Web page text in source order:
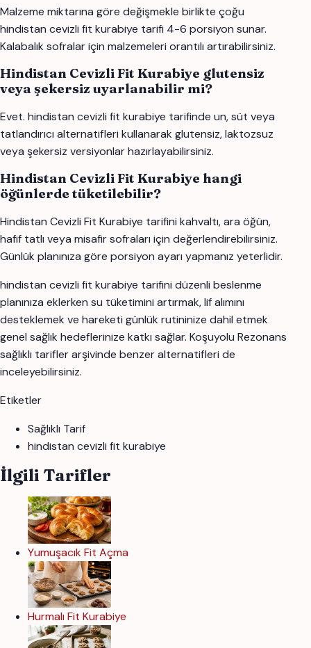
Malzeme miktarına göre değişmekle birlikte çoğu
hindistan cevizli fit kurabiye tarifi 4-6 porsiyon sunar.
Kalabalık sofralar için malzemeleri orantılı artırabilirsiniz.
Hindistan Cevizli Fit Kurabiye glutensiz
veya şekersiz uyarlanabilir mi?
Evet. hindistan cevizli fit kurabiye tarifinde un, süt veya
tatlandırıcı alternatifleri kullanarak glutensiz, laktozsuz
veya şekersiz versiyonlar hazırlayabilirsiniz.
Hindistan Cevizli Fit Kurabiye hangi
öğünlerde tüketilebilir?
Hindistan Cevizli Fit Kurabiye tarifini kahvaltı, ara öğün,
hafif tatlı veya misafir sofraları için değerlendirebilirsiniz.
Günlük planınıza göre porsiyon ayarı yapmanız yeterlidir.
hindistan cevizli fit kurabiye tarifini düzenli beslenme
planınıza eklerken su tüketimini artırmak, lif alımını
desteklemek ve hareketi günlük rutininize dahil etmek
genel sağlık hedeflerinize katkı sağlar. Koşuyolu Rezonans
sağlıklı tarifler arşivinde benzer alternatifleri de
inceleyebilirsiniz.
Etiketler
Sağlıklı Tarif
hindistan cevizli fit kurabiye
İlgili Tarifler
Yumuşacık Fit Açma
Hurmalı Fit Kurabiye